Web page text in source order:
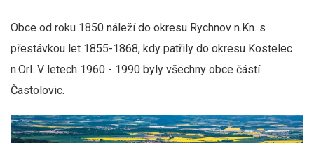
Obce od roku 1850 náleží do okresu Rychnov n.Kn. s
přestávkou let 1855-1868, kdy patřily do okresu Kostelec
n.Orl. V letech 1960 - 1990 byly všechny obce částí
Častolovic.